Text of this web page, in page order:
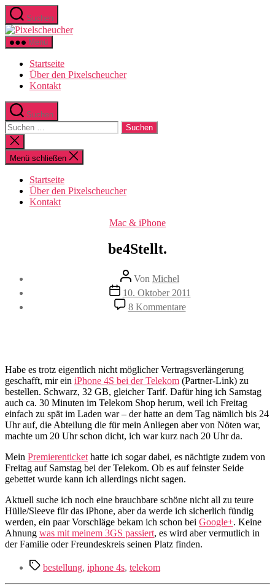
Zum
Inhalt
springen
Suchen
Pixelscheucher
Menü
Startseite
Über den Pixelscheucher
Kontakt
Suchen
Suchen
nach:
Suche
schließen
Menü schließen
Startseite
Über den Pixelscheucher
Kontakt
Kategorien
Mac & iPhone
be4Stellt.
Beitragsautor
Von Michel
Veröffentlichungsdatum
10. Oktober 2011
8 Kommentarezu
be4Stellt.
Habe es trotz eigentlich nicht möglicher Vertragsverlängerung
geschafft, mir ein iPhone 4S bei der Telekom (Partner-Link) zu
bestellen. Schwarz, 32 GB, gleicher Tarif. Dafür hing ich Samstag
auch ca. 30 Minuten im Telekom Shop herum, weil ich Freitag
einfach zu spät im Laden war – der hatte an dem Tag nämlich bis 24
Uhr auf, die Abteilung die für mein Anliegen aber von Nöten war,
machte um 20 Uhr schon dicht, ich war kurz nach 20 Uhr da.
Mein Premierenticket hatte ich sogar dabei, es nächtigte zudem von
Freitag auf Samstag bei der Telekom. Ob es auf feinster Seide
gebettet wurde kann ich allerdings nicht sagen.
Aktuell suche ich noch eine brauchbare schöne nicht all zu teure
Hülle/Sleeve für das iPhone, aber da werde ich sicherlich fündig
werden, ein paar Vorschläge bekam ich schon bei Google+. Keine
Ahnung was mit meinem 3GS passiert, es wird aber vermutlich in
der Familie oder Freundeskreis seinen Platz finden.
Schlagwörter
bestellung, iphone 4s, telekom